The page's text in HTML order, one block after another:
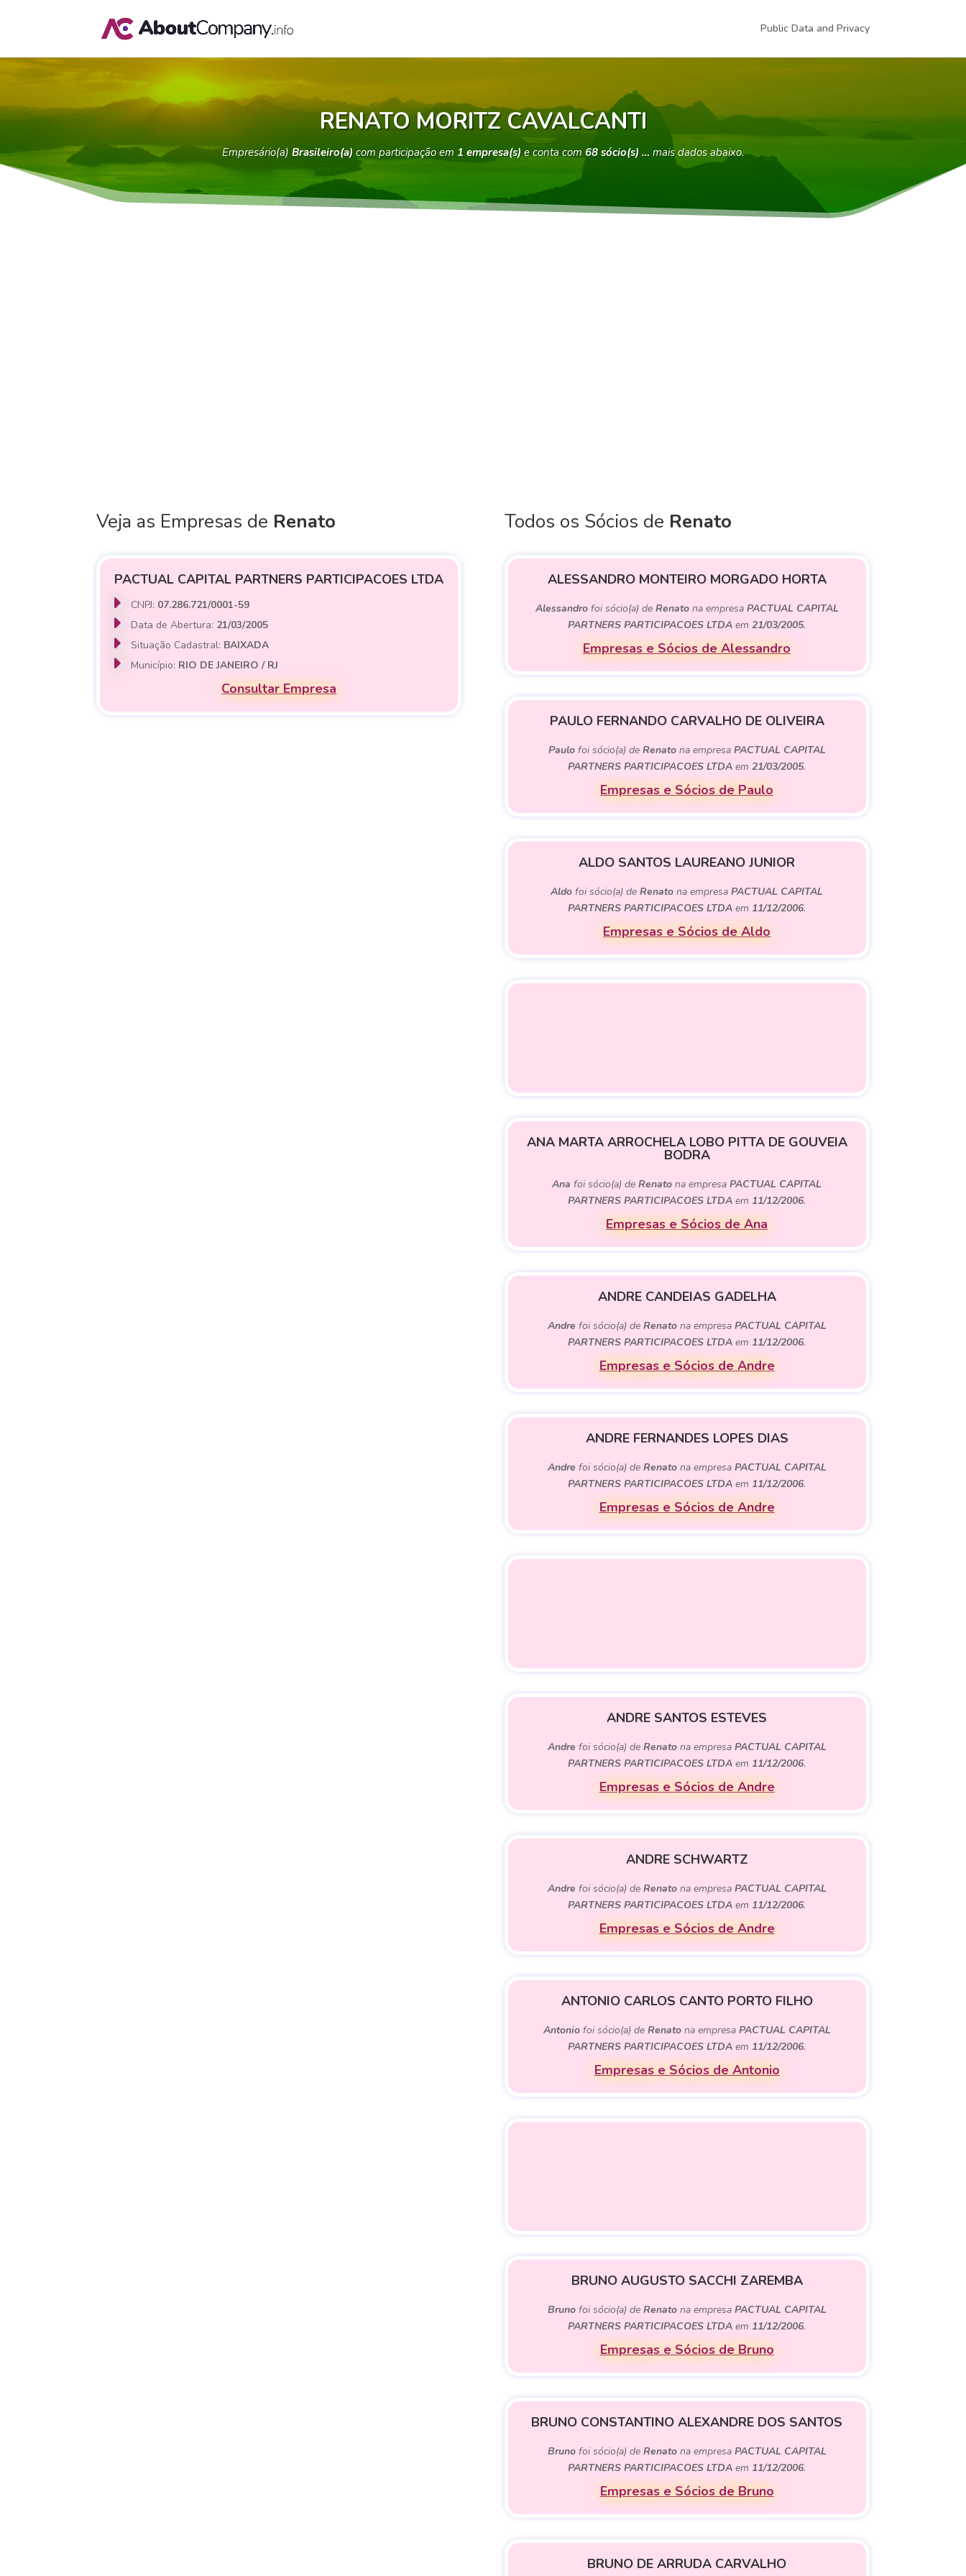
Public Data and Privacy
RENATO MORITZ CAVALCANTI
Empresário(a) Brasileiro(a) com participação em 1 empresa(s)e conta com 68 sócio(s) … mais dados abaixo.
Veja as Empresas de Renato
PACTUAL CAPITAL PARTNERS PARTICIPACOES LTDA
CNPJ: 07.286.721/0001-59
Data de Abertura: 21/03/2005
Situação Cadastral: BAIXADA
Município: RIO DE JANEIRO / RJ
Consultar Empresa
Todos os Sócios de Renato
ALESSANDRO MONTEIRO MORGADO HORTA
Alessandrofoi sócio(a) de Renatona empresa PACTUAL CAPITAL
PARTNERS PARTICIPACOES LTDA em21/03/2005.
Empresas e Sócios de Alessandro
PAULO FERNANDO CARVALHO DE OLIVEIRA
Paulofoi sócio(a) de Renatona empresa PACTUAL CAPITAL
PARTNERS PARTICIPACOES LTDA em21/03/2005.
Empresas e Sócios de Paulo
ALDO SANTOS LAUREANO JUNIOR
Aldo foi sócio(a) deRenato na empresaPACTUAL CAPITAL
PARTNERS PARTICIPACOES LTDA em 11/12/2006.
Empresas e Sócios de Aldo
ANA MARTA ARROCHELA LOBO PITTA DE GOUVEIA
BODRA
Ana foi sócio(a) deRenato na empresaPACTUAL CAPITAL
PARTNERS PARTICIPACOES LTDA em 11/12/2006.
Empresas e Sócios de Ana
ANDRE CANDEIAS GADELHA
Andre foi sócio(a) de Renatona empresa PACTUAL CAPITAL
PARTNERS PARTICIPACOES LTDA em 11/12/2006.
Empresas e Sócios de Andre
ANDRE FERNANDES LOPES DIAS
Andre foi sócio(a) de Renatona empresa PACTUAL CAPITAL
PARTNERS PARTICIPACOES LTDA em 11/12/2006.
Empresas e Sócios de Andre
ANDRE SANTOS ESTEVES
Andre foi sócio(a) de Renatona empresa PACTUAL CAPITAL
PARTNERS PARTICIPACOES LTDA em 11/12/2006.
Empresas e Sócios de Andre
ANDRE SCHWARTZ
Andre foi sócio(a) de Renatona empresa PACTUAL CAPITAL
PARTNERS PARTICIPACOES LTDA em 11/12/2006.
Empresas e Sócios de Andre
ANTONIO CARLOS CANTO PORTO FILHO
Antoniofoi sócio(a) de Renatona empresa PACTUAL CAPITAL
PARTNERS PARTICIPACOES LTDA em 11/12/2006.
Empresas e Sócios de Antonio
BRUNO AUGUSTO SACCHI ZAREMBA
Brunofoi sócio(a) de Renatona empresa PACTUAL CAPITAL
PARTNERS PARTICIPACOES LTDA em 11/12/2006.
Empresas e Sócios de Bruno
BRUNO CONSTANTINO ALEXANDRE DOS SANTOS
Brunofoi sócio(a) de Renatona empresa PACTUAL CAPITAL
PARTNERS PARTICIPACOES LTDA em 11/12/2006.
Empresas e Sócios de Bruno
BRUNO DE ARRUDA CARVALHO